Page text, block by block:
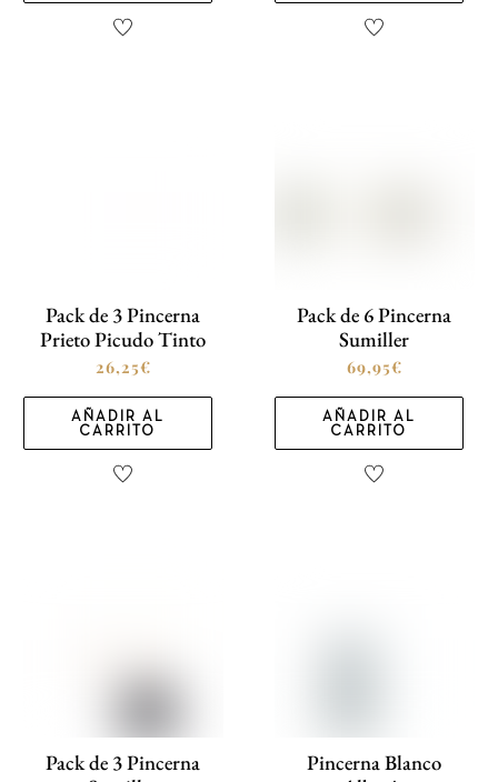
Pack de 3 Pincerna
Prieto Picudo Tinto
26,25€
AÑADIR AL
CARRITO
Pack de 6 Pincerna
Sumiller
69,95€
AÑADIR AL
CARRITO
Pack de 3 Pincerna
Pincerna Blanco